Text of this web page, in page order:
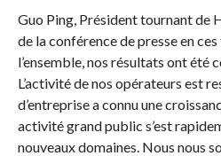
Guo Ping, Président tournant de
de la conférence de presse en ces
l’ensemble, nos résultats ont été
L’activité de nos opérateurs est
d’entreprise a connu une
activité grand public s’est
nouveaux domaines. Nous nous